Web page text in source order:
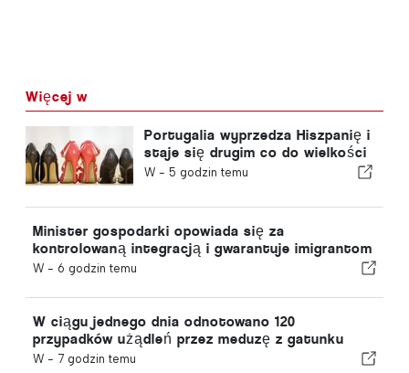
Więcej w
Portugalia wyprzedza Hiszpanię i
staje się drugim co do wielkości
producentem obuwia w Europie
W - 5 godzin temu
Minister gospodarki opowiada się za
kontrolowaną integracją i gwarantuje imigrantom
przyspieszoną ścieżkę procedury
W - 6 godzin temu
W ciągu jednego dnia odnotowano 120
przypadków użądleń przez meduzę z gatunku
„portugalska meduza”
W - 7 godzin temu